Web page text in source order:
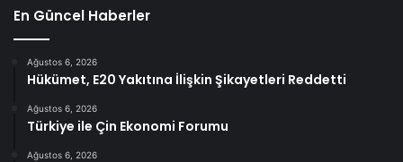
En Güncel Haberler
Ağustos 6, 2026
Hükümet, E20 Yakıtına İlişkin Şikayetleri Reddetti
Ağustos 6, 2026
Türkiye ile Çin Ekonomi Forumu
Ağustos 6, 2026